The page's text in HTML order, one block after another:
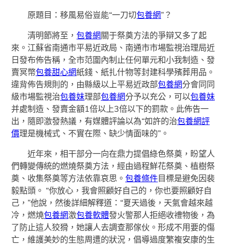
原題目：移風易俗豈能“一刀切包養網”？
清明節將至，包養網 關于祭奠方法的爭辯又多了起
來。江蘇省南通市平易近政局、南通市市場監視治理局近
日發布佈告稱，全市范圍內制止任何單元和小我制造、發
賣冥幣包養甜心網紙錢、紙扎什物等封建科學殯葬用品。
違背佈告規則的，由縣級以上平易近政部包養網分會同同
級市場監視治包養妹理部包養網分予以充公，可以包養妹
并處制造、發賣金額1倍以上3倍以下的罰款。此佈告一
出，隨即激發熱議，有媒體評論以為“如許的治包養網評
價理是機械式、不實在際、缺少情面味的”。
近年來，相干部分一向在鼎力提倡綠色祭奠，盼望人
們轉變傳統的燃燒祭奠方法，經由過程鮮花祭奠、植樹祭
奠、收集祭奠等方法依靠哀思。包養條件目標是避免因裴
毅點頭。 “你放心，我會照顧好自己的，你也要照顧好自
己，”他說，然後詳細解釋道：“夏天過後，天氣會越來越
冷，燃燒包養網激包養軟體發火警那人拒絕收禮物後，為
了防止這人狡猾，她讓人去調查那傢伙。形成不用要的傷
亡，維護美妙的生態周遭的狀況，倡導過度繁複安康的生